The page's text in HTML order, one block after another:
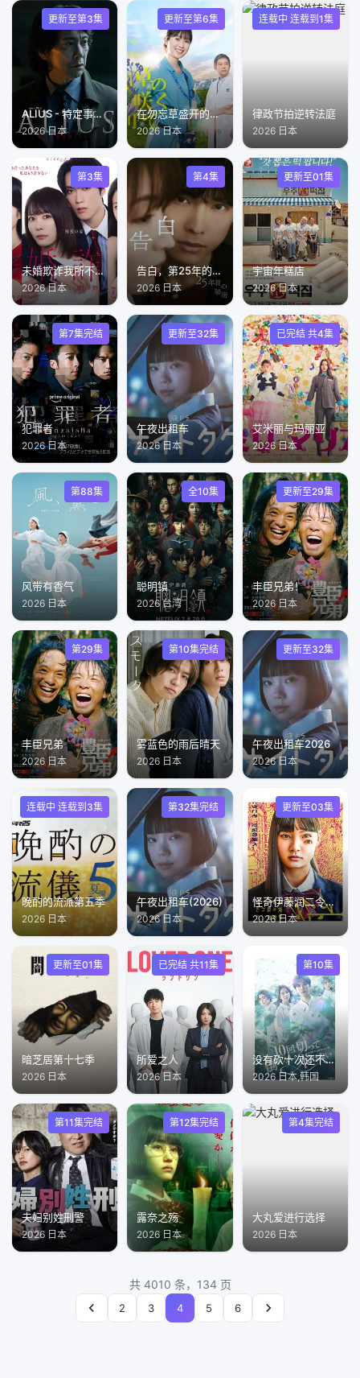
更新至第3集
ALIUS - 特定事件调查档案
2026 日本
更新至第6集
在勿忘草盛开的城镇
2026 日本
连载中 连载到1集
律政节拍逆转法庭
2026 日本
第3集
未婚欺诈我所不知他的真面目未婚詐欺
2026 日本
第4集
告白，第25年的秘密
2026 日本
更新至01集
宇宙年糕店
2026 日本
第7集完结
犯罪者
2026 日本
更新至32集
午夜出租车
2026 日本
已完结 共4集
艾米丽与玛丽亚
2026 日本
第88集
风带有香气
2026 日本
全10集
聪明镇
2026 台湾
更新至29集
丰臣兄弟！
2026 日本
第29集
丰臣兄弟
2026 日本
第10集完结
雾蓝色的雨后晴天
2026 日本
更新至32集
午夜出租车2026
2026 日本
连载中 连载到3集
晚酌的流派第五季
2026 日本
第32集完结
午夜出租车(2026)
2026 日本
更新至03集
怪奇伊藤润二令人彻夜难眠的奇异故事
2026 日本
更新至01集
暗芝居第十七季
2026 日本
已完结 共11集
所爱之人
2026 日本
第10集
没有砍十次还不倒的树
2026 日本,韩国
第11集完结
夫妇别姓刑警
2026 日本
第12集完结
露奈之殇
2026 日本
第4集完结
大丸爱进行选择
2026 日本
共 4010 条，134 页
2 3 4 5 6